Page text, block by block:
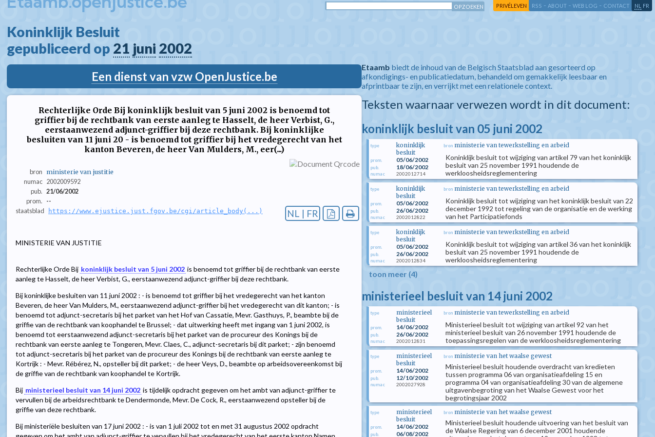
PRIVÉLEVEN RSS - ABOUT - WEB LOG - CONTACT NL FR
Koninklijk Besluit
gepubliceerd op 21 juni 2002
Een dienst van vzw OpenJustice.be
Rechterlijke Orde Bij koninklijk besluit van 5 juni 2002 is benoemd tot
griffier bij de rechtbank van eerste aanleg te Hasselt, de heer Verbist, G.,
eerstaanwezend adjunct-griffier bij deze rechtbank. Bij koninklijke
besluiten van 11 juni 20 - is benoemd tot griffier bij het vredegerecht van het
kanton Beveren, de heer Van Mulders, M., eer(...)
bron ministerie van justitie
numac 2002009592
pub. 21/06/2002
prom.
--
staatsblad
https://www.ejustice.just.fgov.be/cgi/article_body(...) NL | FR
MINISTERIE VAN JUSTITIE
Rechterlijke Orde Bij koninklijk besluit van 5 juni 2002 is benoemd tot griffier bij de rechtbank van eerste
aanleg te Hasselt, de heer Verbist, G., eerstaanwezend adjunct-griffier bij deze rechtbank.
Bij koninklijke besluiten van 11 juni 2002 : - is benoemd tot griffier bij het vredegerecht van het kanton
Beveren, de heer Van Mulders, M., eerstaanwezend adjunct-griffier bij het vredegerecht van dit kanton; - is
benoemd tot adjunct-secretaris bij het parket van het Hof van Cassatie, Mevr. Gasthuys, P., beambte bij de
griffie van de rechtbank van koophandel te Brussel; - dat uitwerking heeft met ingang van 1 juni 2002, is
benoemd tot eerstaanwezend adjunct-secretaris bij het parket van de procureur des Konings bij de
rechtbank van eerste aanleg te Tongeren, Mevr. Claes, C., adjunct-secretaris bij dit parket; - zijn benoemd
tot adjunct-secretaris bij het parket van de procureur des Konings bij de rechtbank van eerste aanleg te
Kortrijk : - Mevr. Rébérez, N., opsteller bij dit parket; - de heer Veys, D., beambte op arbeidsovereenkomst bij
de griffie van de rechtbank van koophandel te Kortrijk.
Bij ministerieel besluit van 14 juni 2002 is tijdelijk opdracht gegeven om het ambt van adjunct-griffier te
vervullen bij de arbeidsrechtbank te Dendermonde, Mevr. De Cock, R., eerstaanwezend opsteller bij de
griffie van deze rechtbank.
Bij ministeriële besluiten van 17 juni 2002 : - is van 1 juli 2002 tot en met 31 augustus 2002 opdracht
Etaamb biedt de inhoud van de Belgisch Staatsblad aan gesorteerd op
afkondigings- en publicatiedatum, behandeld om gemakkelijk leesbaar en
afprintbaar te zijn, en verrijkt met een relationele context.
Teksten waarnaar verwezen wordt in dit document:
koninklijk besluit van 05 juni 2002
type
koninklijk
besluit
prom. 05/06/2002
pub. 18/06/2002
numac 2002012714
bron ministerie van tewerkstelling en arbeid
Koninklijk besluit tot wijziging van artikel 79 van het koninklijk
besluit van 25 november 1991 houdende de
werkloosheidsreglementering
type
koninklijk
besluit
prom. 05/06/2002
pub. 26/06/2002
numac 2002012822
bron ministerie van tewerkstelling en arbeid
Koninklijk besluit tot wijziging van het koninklijk besluit van 22
december 1992 tot regeling van de organisatie en de werking
van het Participatiefonds
type
koninklijk
besluit
prom. 05/06/2002
pub. 26/06/2002
numac 2002012834
bron ministerie van tewerkstelling en arbeid
Koninklijk besluit tot wijziging van artikel 36 van het koninklijk
besluit van 25 november 1991 houdende de
werkloosheidsreglementering
toon meer (4)
ministerieel besluit van 14 juni 2002
type
ministerieel
besluit
prom. 14/06/2002
pub. 26/06/2002
numac 2002012831
bron ministerie van tewerkstelling en arbeid
Ministerieel besluit tot wijziging van artikel 92 van het
ministerieel besluit van 26 november 1991 houdende de
toepassingsregelen van de werkloosheidsreglementering
type
ministerieel
besluit
prom. 14/06/2002
pub. 12/10/2002
numac 2002027928
bron ministerie van het waalse gewest
Ministerieel besluit houdende overdracht van kredieten
tussen programma 06 van organisatieafdeling 15 en
programma 04 van organisatieafdeling 30 van de algemene
uitgavenbegroting van het Waalse Gewest voor het
begrotingsjaar 2002
type
ministerieel
besluit
prom. 14/06/2002
pub. 06/08/2002
bron ministerie van het waalse gewest
Ministerieel besluit houdende uitvoering van het besluit van
de Waalse Regering van 6 december 2001 houdende